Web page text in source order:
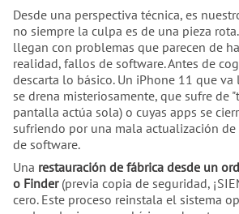
Desde una perspectiva técnica, es
no siempre la culpa es de una pieza
llegan con problemas que parecen de
realidad, fallos de software. Antes de
descarta lo básico. Un iPhone 11 que va
se drena misteriosamente, que sufre de
pantalla actúa sola) o cuyas apps se
sufriendo por una mala actualización
de software.
Una restauración de fábrica desde un
o Finder(previa copia de seguridad,
cero. Este proceso reinstala el sistema